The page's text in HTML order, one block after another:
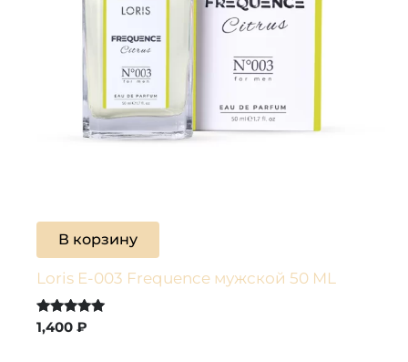
В корзину
Loris E-003 Frequence мужской 50 ML
Оценка
5.00
1,400₽